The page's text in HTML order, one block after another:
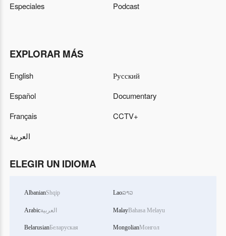
Especiales Podcast
EXPLORAR MÁS
English
Español
Français
العربية
Русский
Documentary
CCTV+
ELEGIR UN IDIOMA
AlbanianShqip
Arabicالعربية
BelarusianБеларуская
Laoລາວ
MalayBahasa Melayu
MongolianМонгол